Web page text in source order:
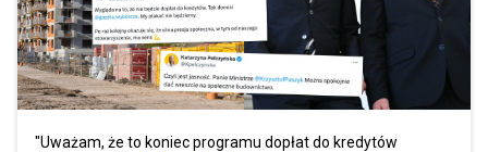
"Uważam, że to koniec programu dopłat do kredytów